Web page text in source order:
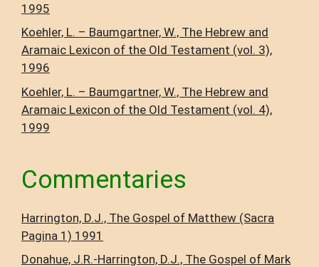
1995
Koehler, L. – Baumgartner, W., The Hebrew and
Aramaic Lexicon of the Old Testament (vol. 3),
1996
Koehler, L. – Baumgartner, W., The Hebrew and
Aramaic Lexicon of the Old Testament (vol. 4),
1999
Commentaries
Harrington, D.J., The Gospel of Matthew (Sacra
Pagina 1) 1991
Donahue, J.R.-Harrington, D.J., The Gospel of Mark